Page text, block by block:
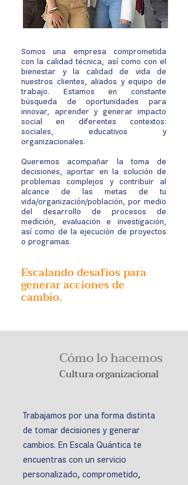
Somos una empresa comprometida
con la calidad técnica, así como con el
bienestar y la calidad de vida de
nuestros clientes, aliados y equipo de
trabajo. Estamos en constante
búsqueda de oportunidades para
innovar, aprender y generar impacto
social en diferentes contextos:
sociales, educativos y
organizacionales.
Queremos acompañar la toma de
decisiones, aportar en la solución de
problemas complejos y contribuir al
alcance de las metas de tu
vida/organización/población, por medio
del desarrollo de procesos de
medición, evaluación e investigación,
así como de la ejecución de proyectos
o programas.
Escalando desafíos para
generar acciones de
cambio.
Cómo lo hacemos
Cultura organizacional
Trabajamos por una forma distinta
de tomar decisiones y generar
cambios. En Escala Quántica te
encuentras con un servicio
personalizado, comprometido,